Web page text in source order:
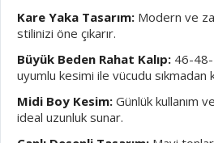
Kare Yaka Tasarım: Modern ve
stilinizi öne çıkarır.
Büyük Beden Rahat Kalıp: 46-
uyumlu kesimi ile vücudu sıkmadan
Midi Boy Kesim: Günlük kullanım
ideal uzunluk sunar.